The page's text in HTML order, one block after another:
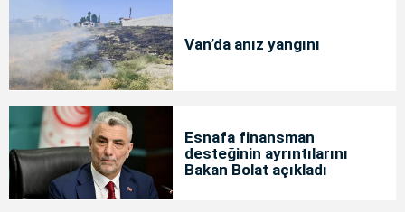
Van’da anız yangını
Esnafa finansman
desteğinin ayrıntılarını
Bakan Bolat açıkladı